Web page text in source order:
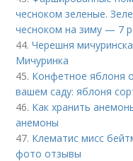
чесноком зеленые.
чесноком на зиму — 7
44.Черешня
Мичуринка
45. Конфетное яблоня
вашем саду: яблоня
46. Как хранить
анемоны
47. Клематис мисс
фото отзывы